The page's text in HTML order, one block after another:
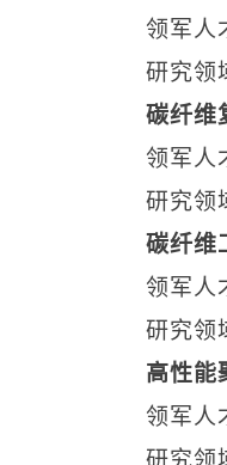
领军人
研究领
碳纤维
领军人
研究领
碳纤维
领军人
研究领
高性能
领军人
研究领